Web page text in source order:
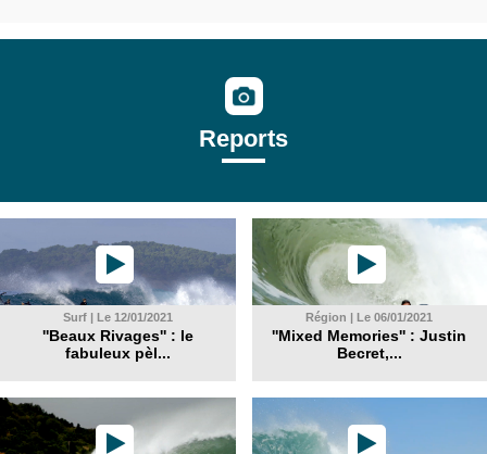
Reports
Surf | Le 12/01/2021
''Beaux Rivages'' : le
fabuleux pèl...
Région | Le 06/01/2021
''Mixed Memories'' : Justin
Becret,...